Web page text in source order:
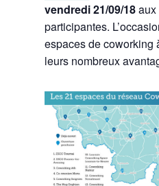
vendredi 21/09/18aux
participantes.
espaces de coworking
leurs nombreux